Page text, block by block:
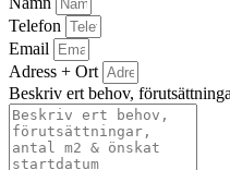
Telefon
Email
Adress + Ort
Beskriv ert behov,